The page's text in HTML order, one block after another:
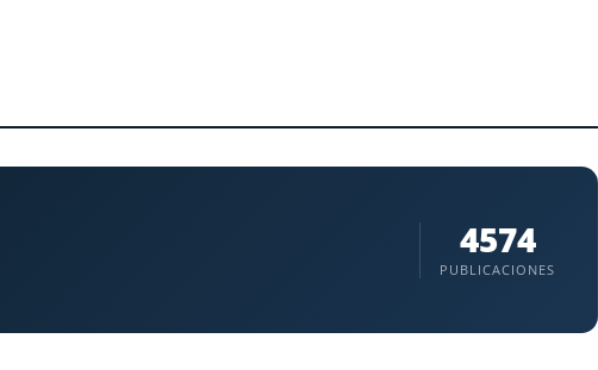
4574
PUBLICACIONES